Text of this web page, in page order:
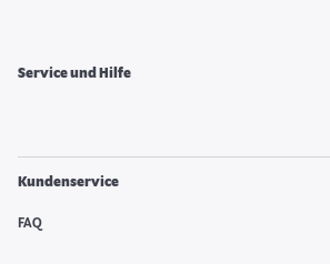
Service und Hilfe
Kundenservice
FAQ